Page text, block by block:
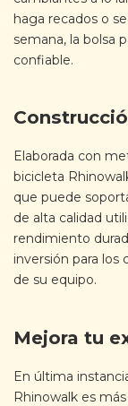
haga recados o
semana, la bolsa
confiable.
Elaborada con
bicicleta
que puede
de alta calidad
rendimiento
inversión para los
de su equipo.
Mejora tu
En última
Rhinowalk es